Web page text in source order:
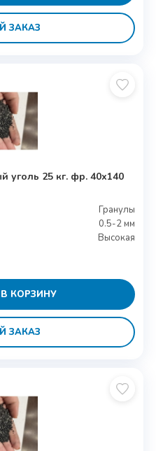
ЗАКАЗ
уголь 25 кг. фр. 40х140
Гранулы
0.5-2 мм
Высокая
КОРЗИНУ
ЗАКАЗ